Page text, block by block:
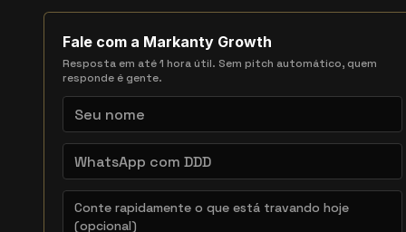
Fale com a Markanty Growth
Resposta em até 1 hora útil. Sem pitch automático, quem
responde é gente.